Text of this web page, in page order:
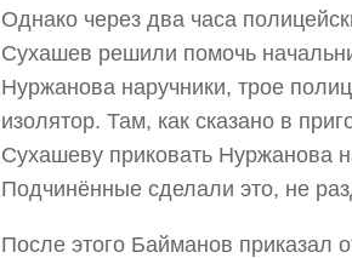
Однако через два часа
Сухашев решили помочь
Нуржанова наручники, трое
изолятор. Там, как сказано в
Сухашеву приковать Нуржанова
Подчинённые сделали это, не
После этого Байманов приказал